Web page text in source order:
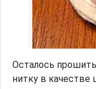
Осталось
нитку в качестве